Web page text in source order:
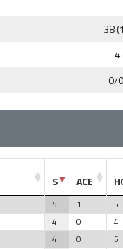
38
4
0/
S ACE
5 1 5
4 0 4
4 0 5